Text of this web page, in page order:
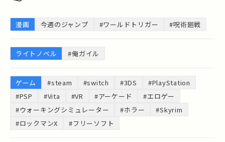
漫画 今週のジャンプ #ワールドトリガー #呪術廻戦
ライトノベル #俺ガイル
ゲーム #steam #switch #3DS
#PlayStation
#PSP
#Vita #VR #アーケード
#エロゲー
#ウォーキングシミュレーター
#ホラー
#Skyrim
#ロックマンX
#フリーソフト